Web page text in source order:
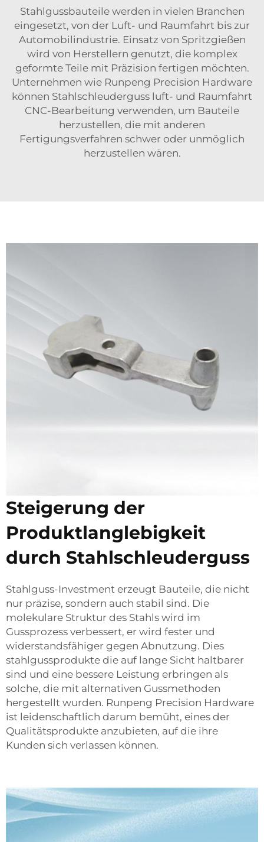
Stahlgussbauteile werden in vielen Branchen
eingesetzt, von der Luft- und Raumfahrt bis zur
Automobilindustrie. Einsatz von Spritzgießen
wird von Herstellern genutzt, die komplex
geformte Teile mit Präzision fertigen möchten.
Unternehmen wie Runpeng Precision Hardware
können Stahlschleuderguss luft- und Raumfahrt
CNC-Bearbeitung verwenden, um Bauteile
herzustellen, die mit anderen
Fertigungsverfahren schwer oder unmöglich
herzustellen wären.
Steigerung der
Produktlanglebigkeit
durch Stahlschleuderguss
Stahlguss-Investment erzeugt Bauteile, die nicht
nur präzise, sondern auch stabil sind. Die
molekulare Struktur des Stahls wird im
Gussprozess verbessert, er wird fester und
widerstandsfähiger gegen Abnutzung. Dies
stahlgussprodukte die auf lange Sicht haltbarer
sind und eine bessere Leistung erbringen als
solche, die mit alternativen Gussmethoden
hergestellt wurden. Runpeng Precision Hardware
ist leidenschaftlich darum bemüht, eines der
Qualitätsprodukte anzubieten, auf die ihre
Kunden sich verlassen können.